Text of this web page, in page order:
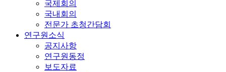
국제회의
국내회의
전문가 초청간담회
연구원소식
공지사항
연구원동정
보도자료